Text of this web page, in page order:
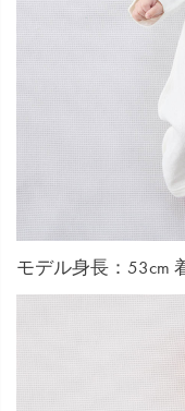
モデル身長：53cm